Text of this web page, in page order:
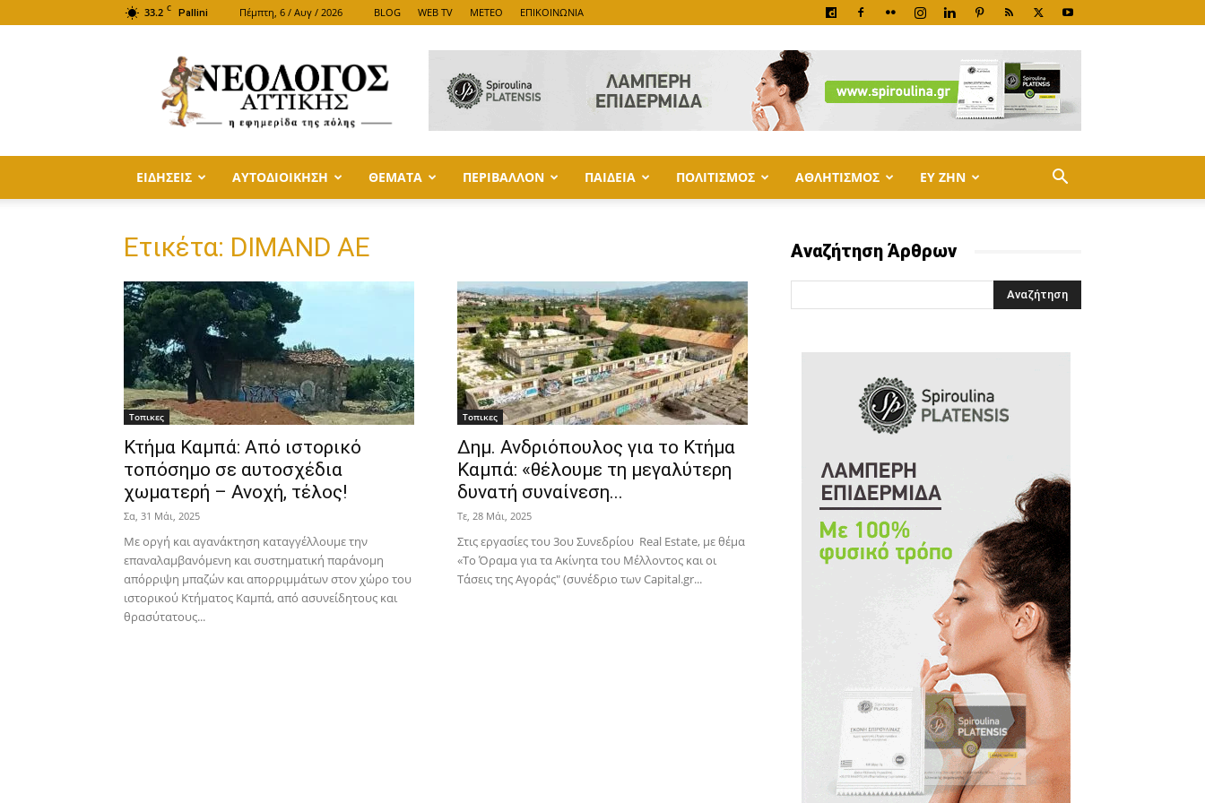
33.2 C Pallini Πέμπτη, 6 / Αυγ / 2026 BLOG WEB TV METEO ΕΠΙΚΟΙΝΩΝΙΑ
ΑΤΤΙΚΗΣ
ΕΙΔΗΣΕΙΣ ΑΥΤΟΔΙΟΙΚΗΣΗ ΘΕΜΑΤΑ ΠΕΡΙΒΑΛΛΟΝ ΠΑΙΔΕΙΑ ΠΟΛΙΤΙΣΜΟΣ ΑΘΛΗΤΙΣΜΟΣ ΕΥ ΖΗΝ
Ετικέτα: DIMAND ΑΕ
Τοπικες
Κτήμα Καμπά: Από ιστορικό
τοπόσημο σε αυτοσχέδια
χωματερή – Ανοχή, τέλος!
Σα, 31 Μάι, 2025
Με οργή και αγανάκτηση καταγγέλλουμε την
επαναλαμβανόμενη και συστηματική παράνομη
απόρριψη μπαζών και απορριμμάτων στον χώρο του
ιστορικού Κτήματος Καμπά, από ασυνείδητους και
θρασύτατους...
Τοπικες
Δημ. Ανδριόπουλος για το Κτήμα
Καμπά: «θέλουμε τη μεγαλύτερη
δυνατή συναίνεση...
Τε, 28 Μάι, 2025
Στις εργασίες του 3ου Συνεδρίου Real Estate, με θέμα
«Το Όραμα για τα Ακίνητα του Μέλλοντος και οι
Τάσεις της Αγοράς" (συνέδριο των Capital.gr...
Αναζήτηση Άρθρων